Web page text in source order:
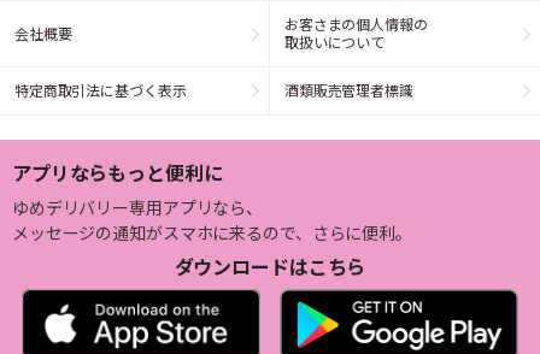
会社概要
お客さまの個人情報の
取扱いについて
特定商取引法に基づく表示 酒類販売管理者標識
アプリならもっと便利に
ゆめデリバリー専用アプリなら、
メッセージの通知がスマホに来るので、さらに便利。
ダウンロードはこちら